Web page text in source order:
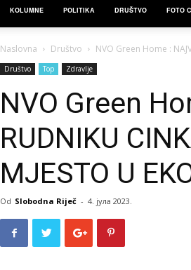
KOLUMNE POLITIKA DRUŠTVO FOTO
Naslovna Društvo NVO Green Home :
Društvo Top Zdravlje
NVO Green
RUDNIKU
MJESTO U
Od Slobodna Riječ - 4. јула 2023.